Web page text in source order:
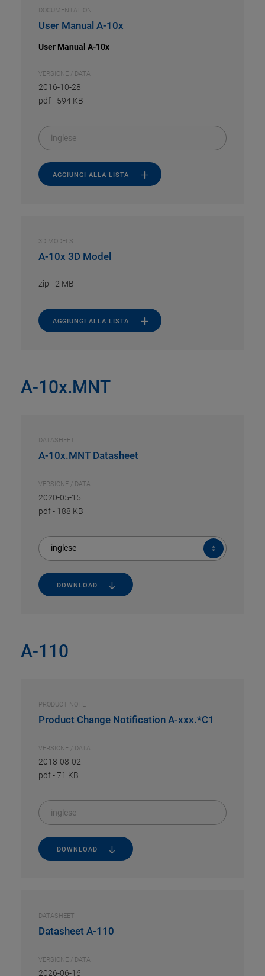
DOCUMENTATION
User Manual A-10x
User Manual A-10x
VERSIONE / DATA
2016-10-28
pdf- 594 KB
inglese
AGGIUNGI ALLA LISTA
3D MODELS
A-10x 3D Model
zip - 2 MB
AGGIUNGI ALLA LISTA
A-10x.MNT
DATASHEET
A-10x.MNT Datasheet
VERSIONE / DATA
2020-05-15
pdf- 188 KB
inglese
DOWNLOAD
A-110
PRODUCT NOTE
Product Change Notification A-xxx.*C1
VERSIONE / DATA
2018-08-02
pdf-71 KB
inglese
DOWNLOAD
DATASHEET
Datasheet A-110
VERSIONE / DATA
2026-06-16